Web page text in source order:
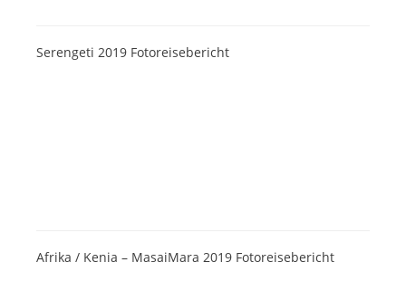
Serengeti 2019 Fotoreisebericht
Afrika / Kenia – MasaiMara 2019 Fotoreisebericht